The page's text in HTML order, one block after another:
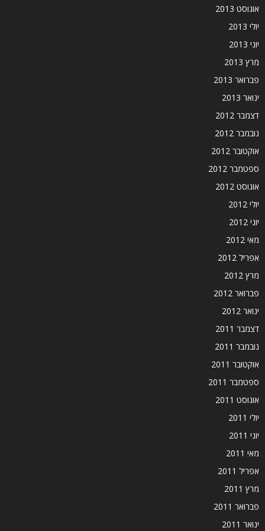
אוגוסט 2013
יולי 2013
יוני 2013
מרץ 2013
פברואר 2013
ינואר 2013
דצמבר 2012
נובמבר 2012
אוקטובר 2012
ספטמבר 2012
אוגוסט 2012
יולי 2012
יוני 2012
מאי 2012
אפריל 2012
מרץ 2012
פברואר 2012
ינואר 2012
דצמבר 2011
נובמבר 2011
אוקטובר 2011
ספטמבר 2011
אוגוסט 2011
יולי 2011
יוני 2011
מאי 2011
אפריל 2011
מרץ 2011
פברואר 2011
ינואר 2011